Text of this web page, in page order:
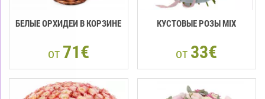
БЕЛЫЕ ОРХИДЕИ В КОРЗИНЕ
от 71€
КУСТОВЫЕ РОЗЫ MIX
от 33€